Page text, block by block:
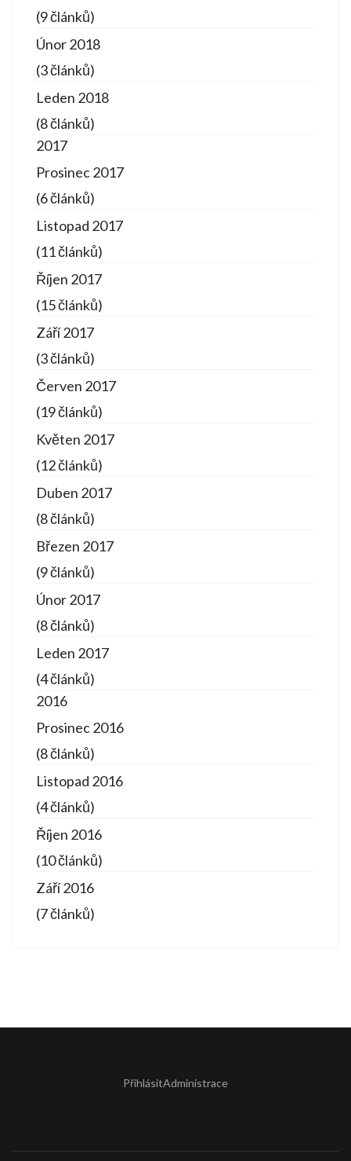
(9 článků)
Únor 2018
(3 článků)
Leden 2018
(8 článků)
2017
Prosinec 2017
(6 článků)
Listopad 2017
(11 článků)
Říjen 2017
(15 článků)
Září 2017
(3 článků)
Červen 2017
(19 článků)
Květen 2017
(12 článků)
Duben 2017
(8 článků)
Březen 2017
(9 článků)
Únor 2017
(8 článků)
Leden 2017
(4 článků)
2016
Prosinec 2016
(8 článků)
Listopad 2016
(4 článků)
Říjen 2016
(10 článků)
Září 2016
(7 článků)
PřihlásitAdministrace